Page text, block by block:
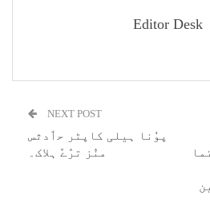
Editor Desk
NEXT POST
پوٗنا ہیلی کاپٹر حٲدثس
منٛز ترٛےٚ ہلاک۔